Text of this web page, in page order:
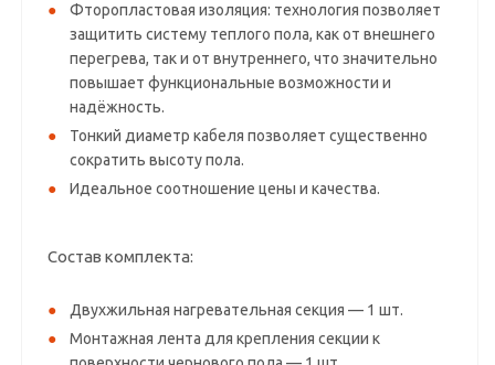
Фторопластовая изоляция: технология позволяет
защитить систему теплого пола, как от внешнего
перегрева, так и от внутреннего, что значительно
повышает функциональные возможности и
надёжность.
Тонкий диаметр кабеля позволяет существенно
сократить высоту пола.
Идеальное соотношение цены и качества.
Состав комплекта:
Двухжильная нагревательная секция — 1 шт.
Монтажная лента для крепления секции к